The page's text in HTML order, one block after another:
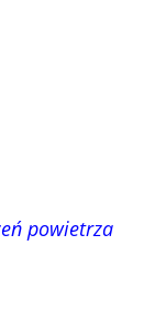
powietrza